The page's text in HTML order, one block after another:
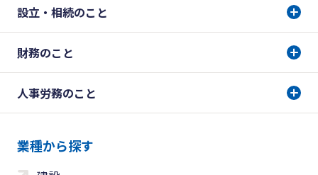
設立・相続のこと
財務のこと
人事労務のこと
業種から探す